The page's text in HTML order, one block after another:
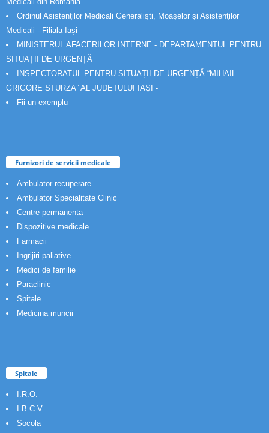
Ordinul Asistenţilor Medicali Generalişti, Moaşelor şi Asistenţilor
Medicali - Filiala Iași
MINISTERUL AFACERILOR INTERNE - DEPARTAMENTUL PENTRU
SITUAȚII DE URGENȚĂ
INSPECTORATUL PENTRU SITUAȚII DE URGENȚĂ “MIHAIL
GRIGORE STURZA” AL JUDETULUI IAȘI -
Fii un exemplu
Furnizori de servicii medicale
Ambulator recuperare
Ambulator Specialitate Clinic
Centre permanenta
Dispozitive medicale
Farmacii
Ingrijiri paliative
Medici de familie
Paraclinic
Spitale
Medicina muncii
Spitale
I.R.O.
I.B.C.V.
Socola